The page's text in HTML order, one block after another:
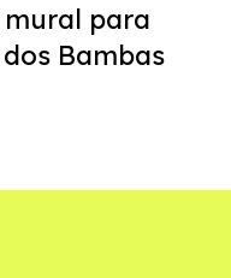
para
Bambas